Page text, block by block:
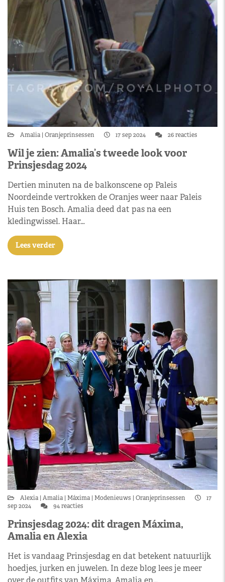
Amalia Oranjeprinsessen 17 sep 2024 26 reacties
Wil je zien: Amalia’s tweede look voor
Prinsjesdag 2024
Dertien minuten na de balkonscene op Paleis
Noordeinde vertrokken de Oranjes weer naar Paleis
Huis ten Bosch. Amalia deed dat pas na een
kledingwissel. Haar…
Lees verder
Alexia Amalia Máxima Modenieuws Oranjeprinsessen
17
sep 2024
94 reacties
Prinsjesdag 2024: dit dragen Máxima,
Amalia en Alexia
Het is vandaag Prinsjesdag en dat betekent natuurlijk
hoedjes, jurken en juwelen. In deze blog lees je meer